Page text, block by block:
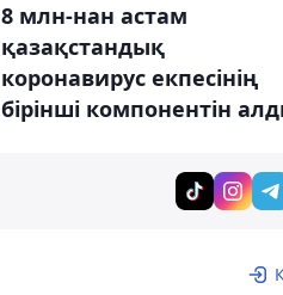
8 млн-нан астам
қазақстандық
коронавирус екпесінің
бірінші компонентін